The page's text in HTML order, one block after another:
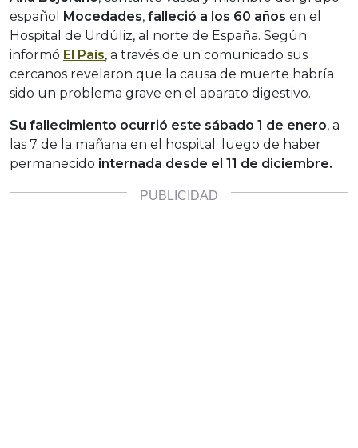
español
Mocedades, falleció a los 60 años en el
Hospital de Urdúliz, al norte de España. Según
informó El País, a través de un comunicado sus
cercanos revelaron que la causa de muerte habría
sido un problema grave en el aparato digestivo.
Su fallecimiento ocurrió este sábado 1 de enero, a
las 7 de la mañana en el hospital; luego de haber
permanecido internada desde el 11 de diciembre.